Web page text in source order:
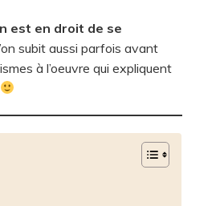
est en droit de se
subit aussi parfois avant
à l’oeuvre qui expliquent